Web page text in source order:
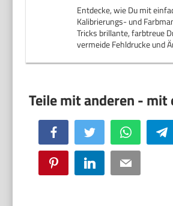
Entdecke, wie Du mit
Kalibrierungs- und
Tricks brillante, farbtreue
vermeide Fehldrucke und
Facebook Twitter WhatsApp
Pinterest LinkedIn Email